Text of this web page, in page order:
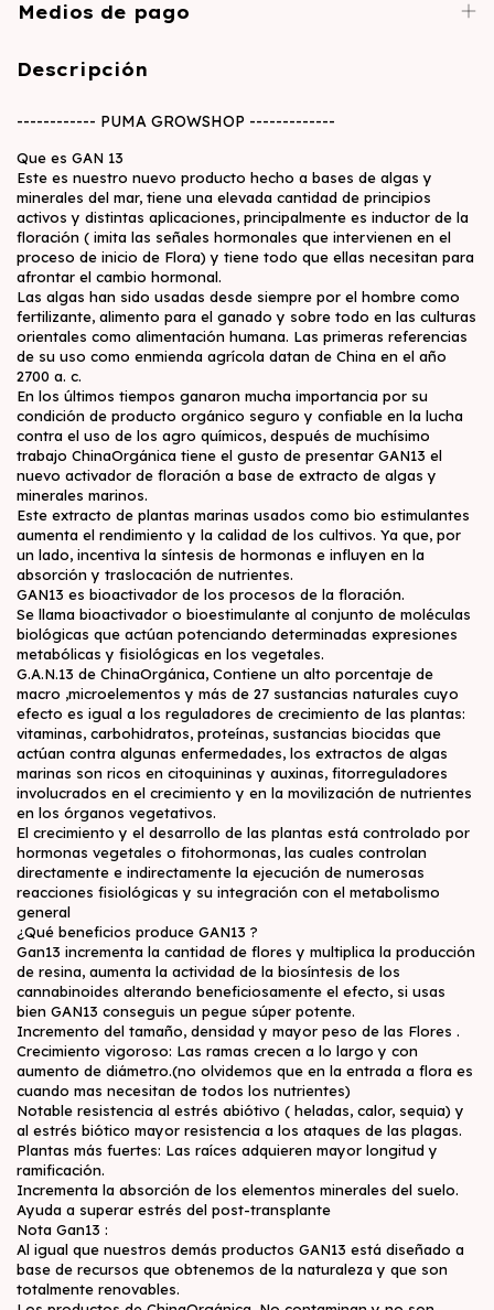
Medios de pago
Descripción
------------ PUMA GROWSHOP -------------
Que es GAN 13
Este es nuestro nuevo producto hecho a bases de algas y
minerales del mar, tiene una elevada cantidad de principios
activos y distintas aplicaciones, principalmente es inductor de la
floración ( imita las señales hormonales que intervienen en el
proceso de inicio de Flora) y tiene todo que ellas necesitan para
afrontar el cambio hormonal.
Las algas han sido usadas desde siempre por el hombre como
fertilizante, alimento para el ganado y sobre todo en las culturas
orientales como alimentación humana. Las primeras referencias
de su uso como enmienda agrícola datan de China en el año
2700 a. c.
En los últimos tiempos ganaron mucha importancia por su
condición de producto orgánico seguro y confiable en la lucha
contra el uso de los agro químicos, después de muchísimo
trabajo ChinaOrgánica tiene el gusto de presentar GAN13 el
nuevo activador de floración a base de extracto de algas y
minerales marinos.
Este extracto de plantas marinas usados como bio estimulantes
aumenta el rendimiento y la calidad de los cultivos. Ya que, por
un lado, incentiva la síntesis de hormonas e influyen en la
absorción y traslocación de nutrientes.
GAN13 es bioactivador de los procesos de la floración.
Se llama bioactivador o bioestimulante al conjunto de moléculas
biológicas que actúan potenciando determinadas expresiones
metabólicas y fisiológicas en los vegetales.
G.A.N.13 de ChinaOrgánica, Contiene un alto porcentaje de
macro ,microelementos y más de 27 sustancias naturales cuyo
efecto es igual a los reguladores de crecimiento de las plantas:
vitaminas, carbohidratos, proteínas, sustancias biocidas que
actúan contra algunas enfermedades, los extractos de algas
marinas son ricos en citoquininas y auxinas, fitorreguladores
involucrados en el crecimiento y en la movilización de nutrientes
en los órganos vegetativos.
El crecimiento y el desarrollo de las plantas está controlado por
hormonas vegetales o fitohormonas, las cuales controlan
directamente e indirectamente la ejecución de numerosas
reacciones fisiológicas y su integración con el metabolismo
general
¿Qué beneficios produce GAN13 ?
Gan13 incrementa la cantidad de flores y multiplica la producción
de resina, aumenta la actividad de la biosíntesis de los
cannabinoides alterando beneficiosamente el efecto, si usas
bien GAN13 conseguis un pegue súper potente.
Incremento del tamaño, densidad y mayor peso de las Flores .
Crecimiento vigoroso: Las ramas crecen a lo largo y con
aumento de diámetro.(no olvidemos que en la entrada a flora es
cuando mas necesitan de todos los nutrientes)
Notable resistencia al estrés abiótivo ( heladas, calor, sequia) y
al estrés biótico mayor resistencia a los ataques de las plagas.
Plantas más fuertes: Las raíces adquieren mayor longitud y
ramificación.
Incrementa la absorción de los elementos minerales del suelo.
Ayuda a superar estrés del post-transplante
Nota Gan13 :
Al igual que nuestros demás productos GAN13 está diseñado a
base de recursos que obtenemos de la naturaleza y que son
totalmente renovables.